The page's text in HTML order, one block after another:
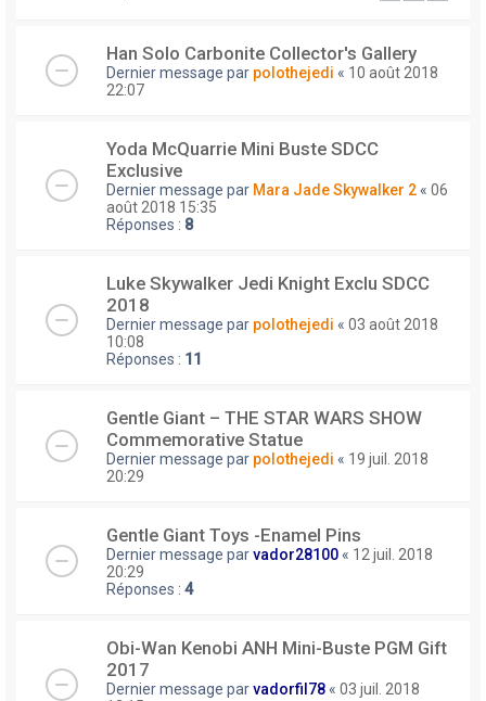
Han Solo Carbonite Collector's Gallery
Dernier message par polothejedi « 10 août 2018
22:07
Yoda McQuarrie Mini Buste SDCC
Exclusive
Dernier message par Mara Jade Skywalker 2 « 06
août 2018 15:35
Réponses : 8
Luke Skywalker Jedi Knight Exclu SDCC
2018
Dernier message par polothejedi « 03 août 2018
10:08
Réponses : 11
Gentle Giant – THE STAR WARS SHOW
Commemorative Statue
Dernier message par polothejedi « 19 juil. 2018
20:29
Gentle Giant Toys -Enamel Pins
Dernier message parvador28100 « 12 juil. 2018
20:29
Réponses : 4
Obi-Wan Kenobi ANH Mini-Buste PGM Gift
2017
Dernier message parvadorfil78 « 03 juil. 2018